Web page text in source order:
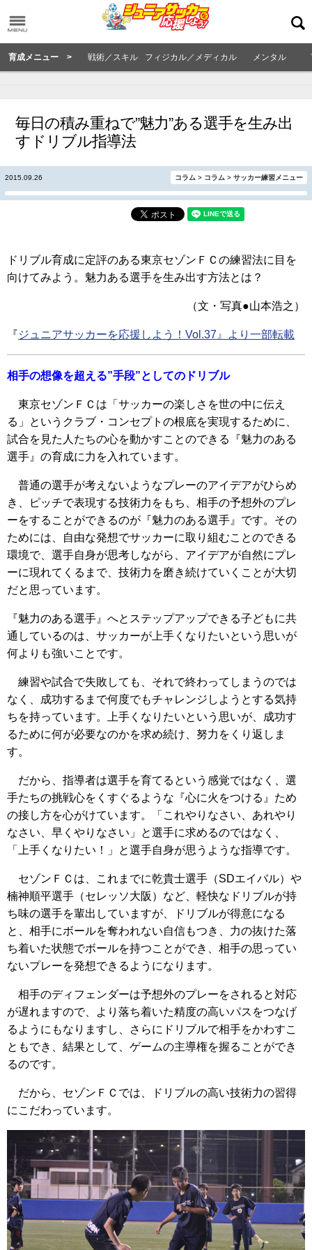
育成メニュー > 戦術／スキル フィジカル／メディカル メンタル
毎日の積み重ねで”魅力”ある選手を生み出
すドリブル指導法
2015.09.26 コラム > コラム > サッカー練習メニュー
ドリブル育成に定評のある東京セゾンＦＣの練習法に目を
向けてみよう。魅力ある選手を生み出す方法とは？
（文・写真●山本浩之）
『ジュニアサッカーを応援しよう！Vol.37』より一部転載
相手の想像を超える”手段”としてのドリブル
東京セゾンＦＣは「サッカーの楽しさを世の中に伝え
る」というクラブ・コンセプトの根底を実現するために、
試合を見た人たちの心を動かすことのできる『魅力のある
選手』の育成に力を入れています。
普通の選手が考えないようなプレーのアイデアがひらめ
き、ピッチで表現する技術力をもち、相手の予想外のプレ
ーをすることができるのが『魅力のある選手』です。その
ためには、自由な発想でサッカーに取り組むことのできる
環境で、選手自身が思考しながら、アイデアが自然にプレ
ーに現れてくるまで、技術力を磨き続けていくことが大切
だと思っています。
『魅力のある選手』へとステップアップできる子どもに共
通しているのは、サッカーが上手くなりたいという思いが
何よりも強いことです。
練習や試合で失敗しても、それで終わってしまうのでは
なく、成功するまで何度でもチャレンジしようとする気持
ちを持っています。上手くなりたいという思いが、成功す
るために何が必要なのかを求め続け、努力をくり返しま
す。
だから、指導者は選手を育てるという感覚ではなく、選
手たちの挑戦心をくすぐるような『心に火をつける』ため
の接し方を心がけています。「これやりなさい、あれやり
なさい、早くやりなさい」と選手に求めるのではなく、
「上手くなりたい！」と選手自身が思うような指導です。
セゾンＦＣは、これまでに乾貴士選手（SDエイバル）や
楠神順平選手（セレッソ大阪）など、軽快なドリブルが持
ち味の選手を輩出していますが、ドリブルが得意になる
と、相手にボールを奪われない自信もつき、力の抜けた落
ち着いた状態でボールを持つことができ、相手の思ってい
ないプレーを発想できるようになります。
相手のディフェンダーは予想外のプレーをされると対応
が遅れますので、より落ち着いた精度の高いパスをつなげ
るようにもなりますし、さらにドリブルで相手をかわすこ
ともでき、結果として、ゲームの主導権を握ることができ
るのです。
だから、セゾンＦＣでは、ドリブルの高い技術力の習得
にこだわっています。